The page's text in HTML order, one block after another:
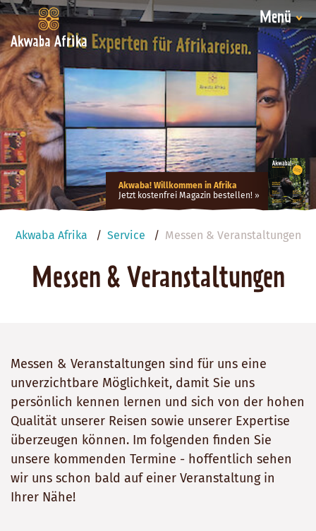
Akwaba Afrika
Menü
Akwaba! Willkommen in Afrika
Jetzt kostenfrei Magazin bestellen!
Akwaba Afrika Service Messen & Veranstaltungen
Messen & Veranstaltungen
Messen & Veranstaltungen sind für uns eine
unverzichtbare Möglichkeit, damit Sie uns
persönlich kennen lernen und sich von der hohen
Qualität unserer Reisen sowie unserer Expertise
überzeugen können. Im folgenden finden Sie
unsere kommenden Termine - hoffentlich sehen
wir uns schon bald auf einer Veranstaltung in
Ihrer Nähe!